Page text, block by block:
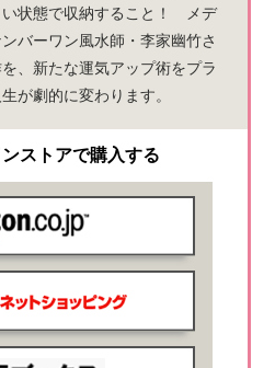
い状態で収納すること！ メデ
バーワン風水師・李家幽竹さ
、新たな運気アップ術をプラ
が劇的に変わります。
ストアで購入する